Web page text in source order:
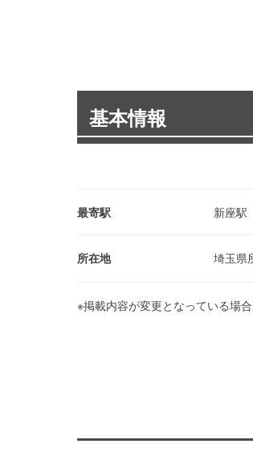
基本情報
最寄駅 新座駅
所在地 埼玉県
※掲載内容が変更となっている場